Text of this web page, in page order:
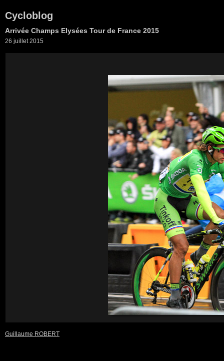
Cycloblog
Arrivée Champs Elysées Tour de France 2015
26 juillet 2015
Guillaume ROBERT